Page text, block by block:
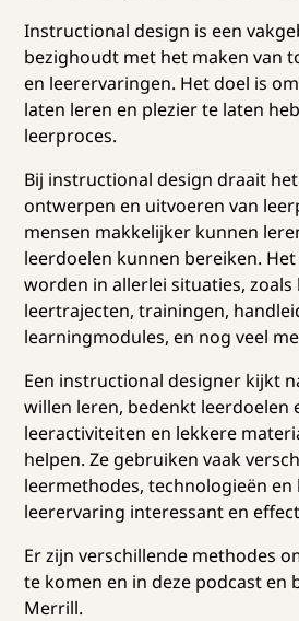
Instructional design is een
bezighoudt met het maken van
en leerervaringen. Het doel is
laten leren en plezier te laten
leerproces.
Bij instructional design draait
ontwerpen en uitvoeren van
mensen makkelijker kunnen
leerdoelen kunnen bereiken.
worden in allerlei situaties, zoals
leertrajecten, trainingen,
learningmodules, en nog veel
Een instructional designer kijkt
willen leren, bedenkt leerdoelen
leeractiviteiten en lekkere
helpen. Ze gebruiken vaak
leermethodes, technologieën
leerervaring interessant en
Er zijn verschillende methodes
te komen en in deze podcast en
Merrill.